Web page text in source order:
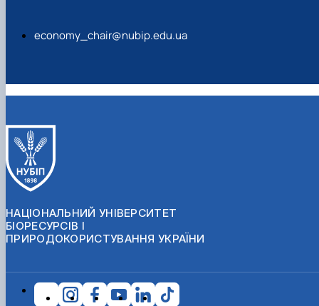
economy_chair@nubip.edu.ua
НАЦІОНАЛЬНИЙ УНІВЕРСИТЕТ
БІОРЕСУРСІВ І
ПРИРОДОКОРИСТУВАННЯ УКРАЇНИ